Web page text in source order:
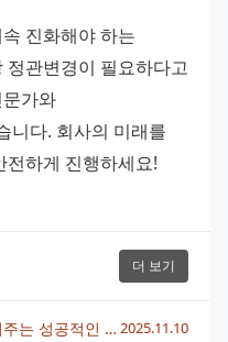
진화해야 하는
관변경이 필요하다고
니다. 회사의 미래를
전하게 진행하세요!
더 보기
법인매매, 기업전문변호사가 알려주는 성공적인 거래 전략 2025.11.10